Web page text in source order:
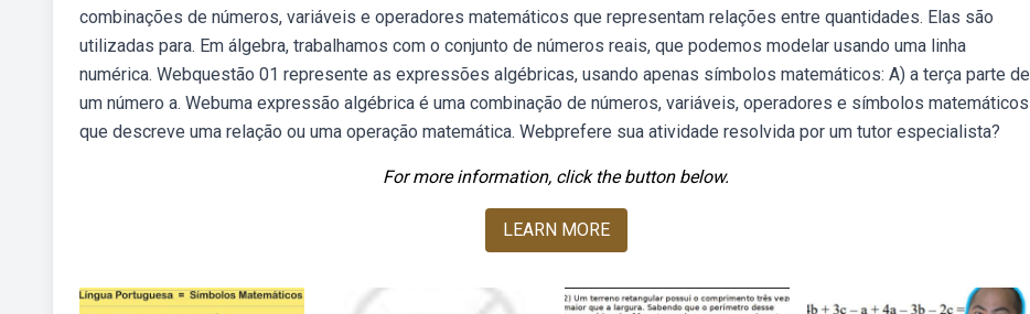
combinações de números, variáveis e operadores matemáticos que representam relações entre quantidades. Elas são
utilizadas para. Em álgebra, trabalhamos com o conjunto de números reais, que podemos modelar usando uma linha
numérica. Webquestão 01 represente as expressões algébricas, usando apenas símbolos matemáticos: A) a terça parte de
um número a. Webuma expressão algébrica é uma combinação de números, variáveis, operadores e símbolos matemáticos
que descreve uma relação ou uma operação matemática. Webprefere sua atividade resolvida por um tutor especialista?
For more information, click the button below.
LEARN MORE